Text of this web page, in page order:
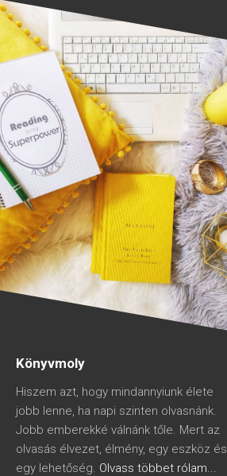
Könyvmoly
Hiszem azt, hogy mindannyiunk élete
jobb lenne, ha napi szinten olvasnánk.
Jobb emberekké válnánk tőle. Mert az
olvasás élvezet, élmény, egy eszköz és
egy lehetőség. Olvass többet rólam...